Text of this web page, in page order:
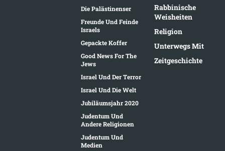
Die Palästinenser
Freunde Und Feinde
Israels
Gepackte Koffer
Good News For The
Jews
Israel Und Der Terror
Israel Und Die Welt
Jubiläumsjahr 2020
Judentum Und
Andere Religionen
Judentum Und
Medien
Rabbinische
Weisheiten
Religion
Unterwegs Mit
Zeitgeschichte